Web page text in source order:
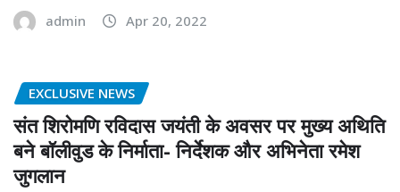
admin Apr 20, 2022
EXCLUSIVE NEWS
संत शिरोमणि रविदास जयंती के अवसर पर मुख्य अथिति
बने बॉलीवुड के निर्माता- निर्देशक और अभिनेता रमेश
जुगलान